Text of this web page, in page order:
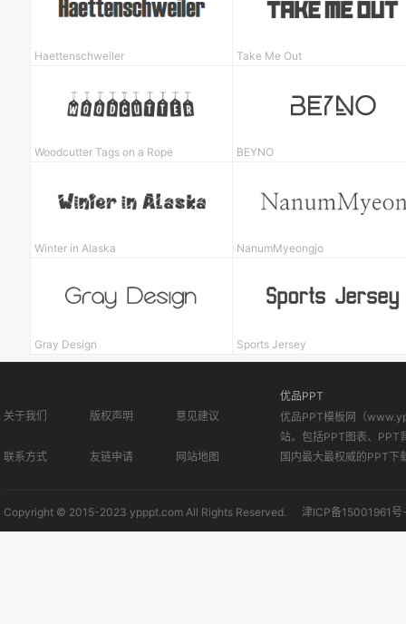
Haettenschweiler Take Me Out
Woodcutter Tags on a Rope BEYNO
Winter in Alaska NanumMyeongjo
Gray Design Sports Jersey
关于我们 版权声明 意见建议
联系方式 友链申请 网站地图
优品PPT
优品PPT模板网（
站。包括PPT图表、PPT
国内最大最权威的PPT下
Copyright © 2015-2023 ypppt.com All Rights Reserved. 津ICP备15001961号